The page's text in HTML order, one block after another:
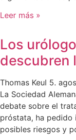
Leer más »
Los
descubren
Thomas Keul 5.
La Sociedad
debate sobre el
próstata, ha pedido
posibles riesgos y